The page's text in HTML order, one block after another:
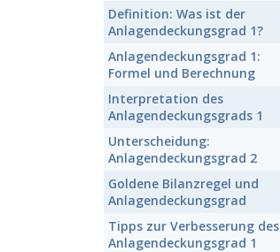
Definition: Was ist der
Anlagendeckungsgrad 1?
Anlagendeckungsgrad 1:
Formel und Berechnung
Interpretation des
Anlagendeckungsgrads 1
Unterscheidung:
Anlagendeckungsgrad 2
Goldene Bilanzregel und
Anlagendeckungsgrad
Tipps zur Verbesserung des
Anlagendeckungsgrad 1